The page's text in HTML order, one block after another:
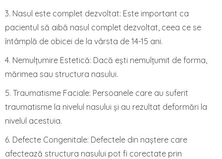
3. Nasul este complet dezvoltat: Este important ca
pacientul să aibă nasul complet dezvoltat, ceea ce se
întâmplă de obicei de la vârsta de 14-15 ani.
4. Nemulțumire Estetică: Dacă ești nemulțumit de forma,
mărimea sau structura nasului.
5. Traumatisme Faciale: Persoanele care au suferit
traumatisme la nivelul nasului și au rezultat deformări la
nivelul acestuia.
6. Defecte Congenitale: Defectele din naștere care
afectează structura nasului pot fi corectate prin